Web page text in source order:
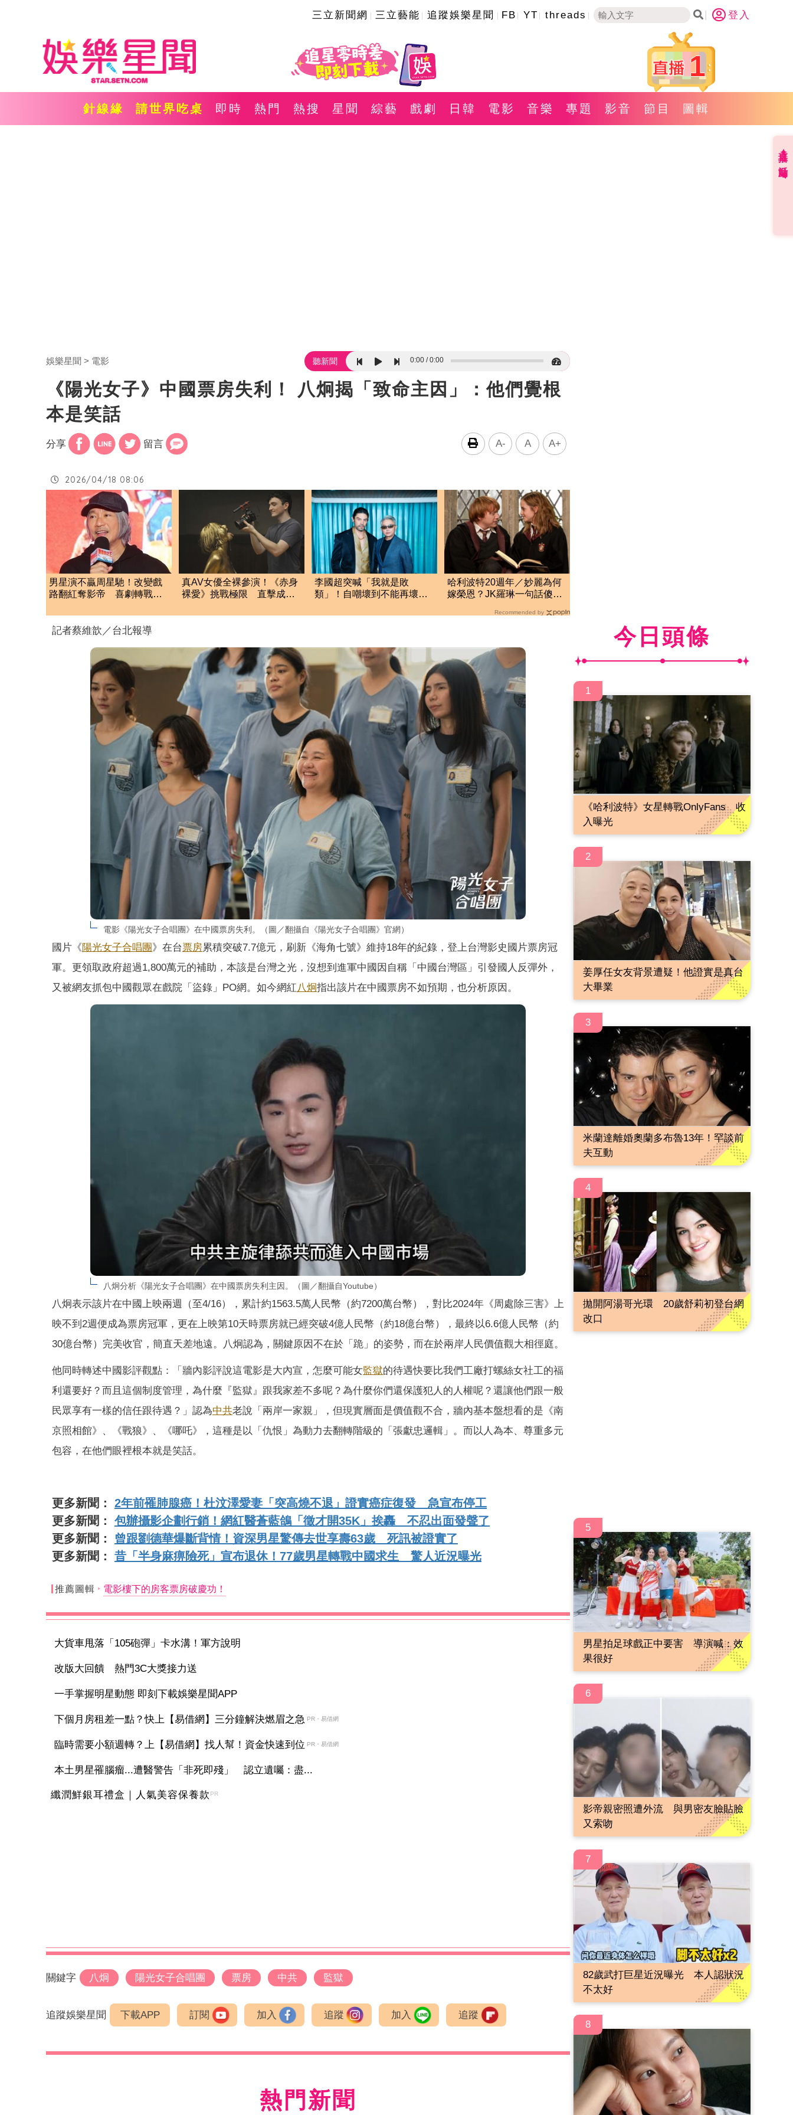
三立新聞網 三立藝能 追蹤娛樂星聞 FB YT threads 登入
1
針線緣 請世界吃桌 即時 熱門 熱搜 星聞 綜藝 戲劇 日韓 電影 音樂 專題 影音 節目 圖輯
娛樂星聞 電影 聽新聞 0:00 0:00
《陽光女子》中國票房失利！ 八炯揭「致命主因」：他們覺根
本是笑話
分享 留言 A- A A+
2026/04/18 08:06
男星演不贏周星馳！改變戲
路翻紅奪影帝 喜劇轉戰警
真AV女優全裸參演！《赤身
裸愛》挑戰極限 直擊成人
李國超突喊「我就是敗
類」！自嘲壞到不能再壞
哈利波特20週年／妙麗為何
嫁榮恩？JK羅琳一句話傻眼
Recommended by
記者蔡維歆／台北報導
電影《陽光女子合唱團》在中國票房失利。（圖／翻攝自《陽光女子合唱團》官網）
國片《陽光女子合唱團 》在台票房累積突破7.7億元，刷新《海角七號》維持18年的紀錄，登上台灣影史國片票房冠
軍。更領取政府超過1,800萬元的補助，本該是台灣之光，沒想到進軍中國因自稱「中國台灣區」引發國人反彈外，
又被網友抓包中國觀眾在戲院「盜錄」PO網。如今網紅八炯指出該片在中國票房不如預期，也分析原因。
八炯分析《陽光女子合唱團》在中國票房失利主因。（圖／翻攝自Youtube）
八炯表示該片在中國上映兩週（至4/16），累計約1563.5萬人民幣（約7200萬台幣），對比2024年《周處除三害》上
映不到2週便成為票房冠軍，更在上映第10天時票房就已經突破4億人民幣（約18億台幣），最終以6.6億人民幣（約
30億台幣）完美收官，簡直天差地遠。八炯認為，關鍵原因不在於「跪」的姿勢，而在於兩岸人民價值觀大相徑庭。
他同時轉述中國影評觀點：「牆內影評說這電影是大內宣，怎麼可能女監獄的待遇快要比我們工廠打螺絲女社工的福
利還要好？而且這個制度管理，為什麼『監獄』跟我家差不多呢？為什麼你們還保護犯人的人權呢？還讓他們跟一般
民眾享有一樣的信任跟待遇？」認為中共老說「兩岸一家親」，但現實層面是價值觀不合，牆內基本盤想看的是《南
京照相館》、《戰狼》、《哪吒》，這種是以「仇恨」為動力去翻轉階級的「張獻忠邏輯」。而以人為本、尊重多元
包容，在他們眼裡根本就是笑話。
更多新聞： 2年前罹肺腺癌！杜汶澤愛妻「突高燒不退」證實癌症復發 急宣布停工
更多新聞： 包辦攝影企劃行銷！網紅醫蒼藍鴿「徵才開35K」挨轟 不忍出面發聲了
更多新聞： 曾跟劉德華爆斷背情！資深男星驚傳去世享壽63歲 死訊被證實了
更多新聞： 昔「半身麻痹險死」宣布退休！77歲男星轉戰中國求生 驚人近況曝光
推薦圖輯 電影樓下的房客票房破慶功！
大貨車甩落「105砲彈」卡水溝！軍方說明
改版大回饋 熱門3C大獎接力送
一手掌握明星動態 即刻下載娛樂星聞APP
下個月房租差一點？快上【易借網】三分鐘解決燃眉之急 PR・易借網
臨時需要小額週轉？上【易借網】找人幫！資金快速到位 PR・易借網
本土男星罹腦瘤...遭醫警告「非死即殘」 認立遺囑：盡...
纖潤鮮銀耳禮盒｜人氣美容保養款 PR
關鍵字 八炯 陽光女子合唱團 票房 中共 監獄
追蹤娛樂星聞 下載APP 訂閱 加入 追蹤 加入 追蹤
熱門新聞
今日頭條
1
《哈利波特》女星轉戰OnlyFans 收
入曝光
2
姜厚任女友背景遭疑！他證實是真台
大畢業
3
米蘭達離婚奧蘭多布魯13年！罕談前
夫互動
4
拋開阿湯哥光環 20歲舒莉初登台網
改口
5
男星拍足球戲正中要害 導演喊：效
果很好
6
影帝親密照遭外流 與男密友臉貼臉
又索吻
7
82歲武打巨星近況曝光 本人認狀況
不太好
8
直播✦活動